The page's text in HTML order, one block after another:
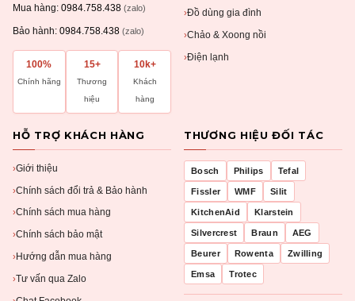
Mua hàng: 0984.758.438 (zalo)
Bảo hành: 0984.758.438 (zalo)
100%
Chính hãng
15+
Thương
hiệu
10k+
Khách
hàng
›Đồ dùng gia đình
›Chảo & Xoong nồi
›Điện lạnh
HỖ TRỢ KHÁCH HÀNG
›Giới thiệu
›Chính sách đổi trả & Bảo hành
›Chính sách mua hàng
›Chính sách bảo mật
› Hướng dẫn mua hàng
›Tư vấn qua Zalo
THƯƠNG HIỆU ĐỐI TÁC
Bosch Philips Tefal
Fissler WMF Silit
KitchenAid Klarstein
Silvercrest Braun AEG
Beurer Rowenta Zwilling
Emsa Trotec